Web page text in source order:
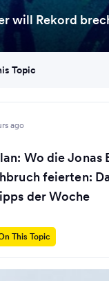
will Rekord
Topic
ago
Wo die Jonas
feierten:
der Woche
This Topic